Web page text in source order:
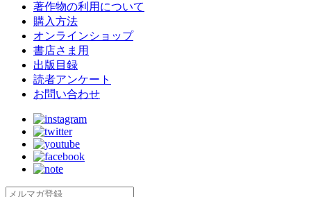
著作物の利用について
購入方法
オンラインショップ
書店さま用
出版目録
読者アンケート
お問い合わせ